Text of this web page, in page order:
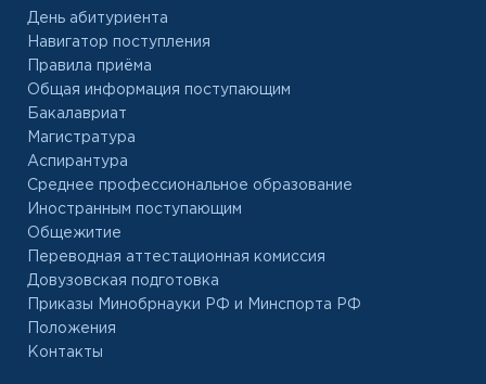
День абитуриента
Навигатор поступления
Правила приёма
Общая информация поступающим
Бакалавриат
Магистратура
Аспирантура
Среднее профессиональное образование
Иностранным поступающим
Общежитие
Переводная аттестационная комиссия
Довузовская подготовка
Приказы Минобрнауки РФ и Минспорта РФ
Положения
Контакты